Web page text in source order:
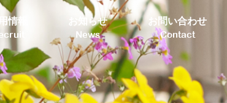
情報
お知らせ
News
お問い合わせ
Contact